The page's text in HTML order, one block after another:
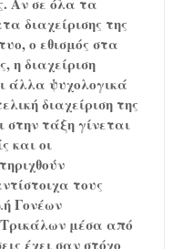
διαχείρισης της
ο εθισμός στα
η διαχείριση
άλλα ψυχολογικά
διαχείριση της
στην τάξη γίνεται
και οι
τους
Γονέων
μέσα από
έχει σαν στόχο